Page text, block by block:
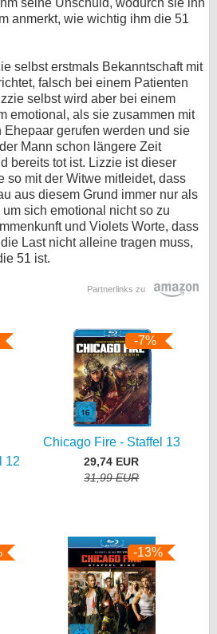
seine Unschuld, wodurch sie ihn
anmerkt, wie wichtig ihm die 51
selbst erstmals Bekanntschaft mit
falsch bei einem Patienten
selbst wird aber bei einem
emotional, als sie zusammen mit
gerufen werden und sie
Mann schon längere Zeit
bereits tot ist. Lizzie ist dieser
so mit der Witwe mitleidet, dass
aus diesem Grund immer nur als
sich emotional nicht so zu
und Violets Worte, dass
Last nicht alleine tragen muss,
51 ist.
Partnerlinks zu
12
-7%
Chicago Fire - Staffel 13
29,74 EUR
31,99 EUR
-13%